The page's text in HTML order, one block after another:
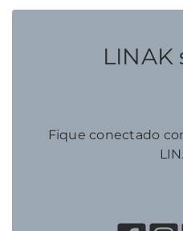
LINAK
Fique conectado